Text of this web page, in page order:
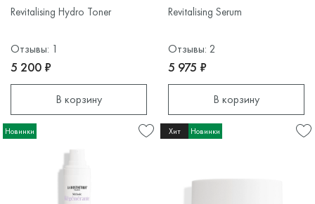
Revitalising Hydro Toner
Отзывы: 1
5 200 ₽
В корзину
Revitalising Serum
Отзывы: 2
5 975 ₽
В корзину
Новинки Хит Новинки